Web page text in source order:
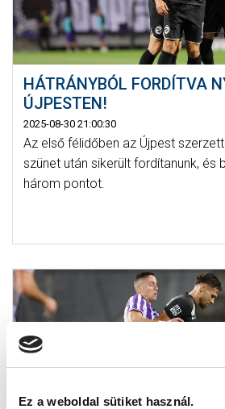
Ez a weboldal sütiket használ.
HÁTRÁNYBÓL FORDÍTVA
ÚJPESTEN!
2025-08-30 21:00:30
Az első félidőben az Újpest
szünet után sikerült fordítanunk, és
három pontot.